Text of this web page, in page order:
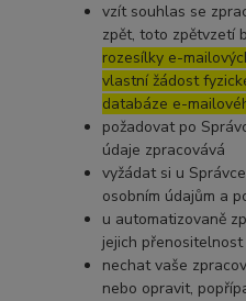
vzít souhlas se
zpět, toto zpětvzetí
rozesílky e-
vlastní žádost
databáze e-
požadovat po
údaje zpracovává
vyžádat si u
osobním údajům a
u automatizovaně
jejich přenositelnost
nechat vaše
nebo opravit,